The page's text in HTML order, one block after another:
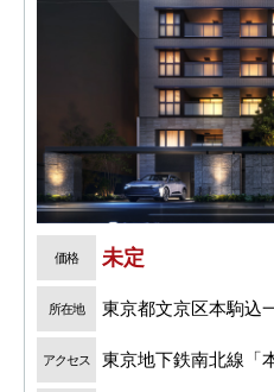
価格 未定
所在地 東京都文京区本駒込
アクセス 東京地下鉄南北線「